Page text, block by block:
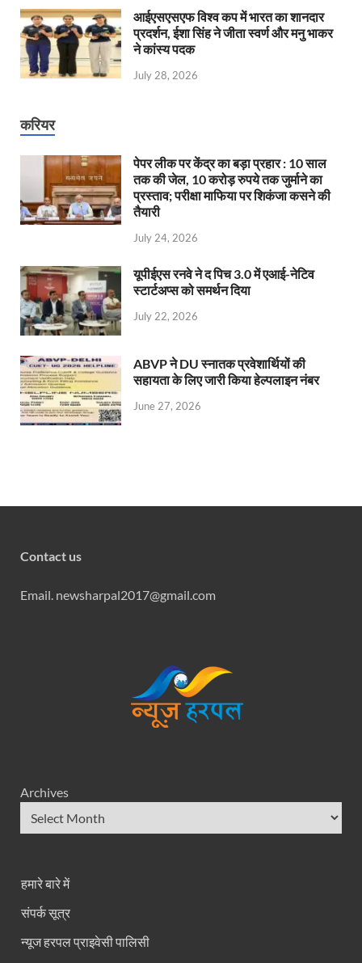
आईएसएसएफ विश्व कप में भारत का शानदार
प्रदर्शन, ईशा सिंह ने जीता स्वर्ण और मनु भाकर
ने कांस्य पदक
July 28, 2026
करियर
पेपर लीक पर केंद्र का बड़ा प्रहार : 10 साल
तक की जेल, 10 करोड़ रुपये तक जुर्माने का
प्रस्ताव; परीक्षा माफिया पर शिकंजा कसने की
तैयारी
July 24, 2026
यूपीईएस रनवे ने द पिच 3.0 में एआई-नेटिव
स्टार्टअप्स को समर्थन दिया
July 22, 2026
ABVP ने DU स्नातक प्रवेशार्थियों की
सहायता के लिए जारी किया हेल्पलाइन नंबर
June 27, 2026
Contact us
Email. newsharpal2017@gmail.com
Archives
हमारे बारे में
संपर्क सूत्र
न्यूज हरपल प्राइवेसी पालिसी